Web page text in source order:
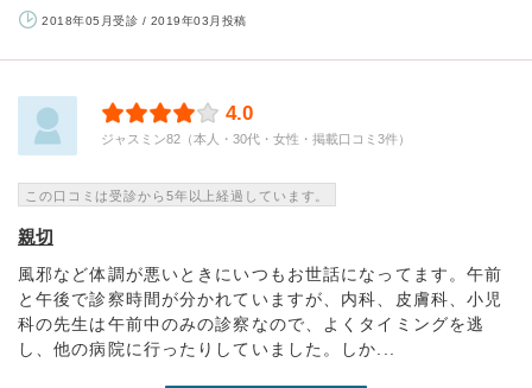
2018年05月受診 / 2019年03月投稿
4.0
ジャスミン82（本人・30代・女性・掲載口コミ3件）
この口コミは受診から5年以上経過しています。
親切
風邪など体調が悪いときにいつもお世話になってます。午前
と午後で診察時間が分かれていますが、内科、皮膚科、小児
科の先生は午前中のみの診察なので、よくタイミングを逃
し、他の病院に行ったりしていました。しか...